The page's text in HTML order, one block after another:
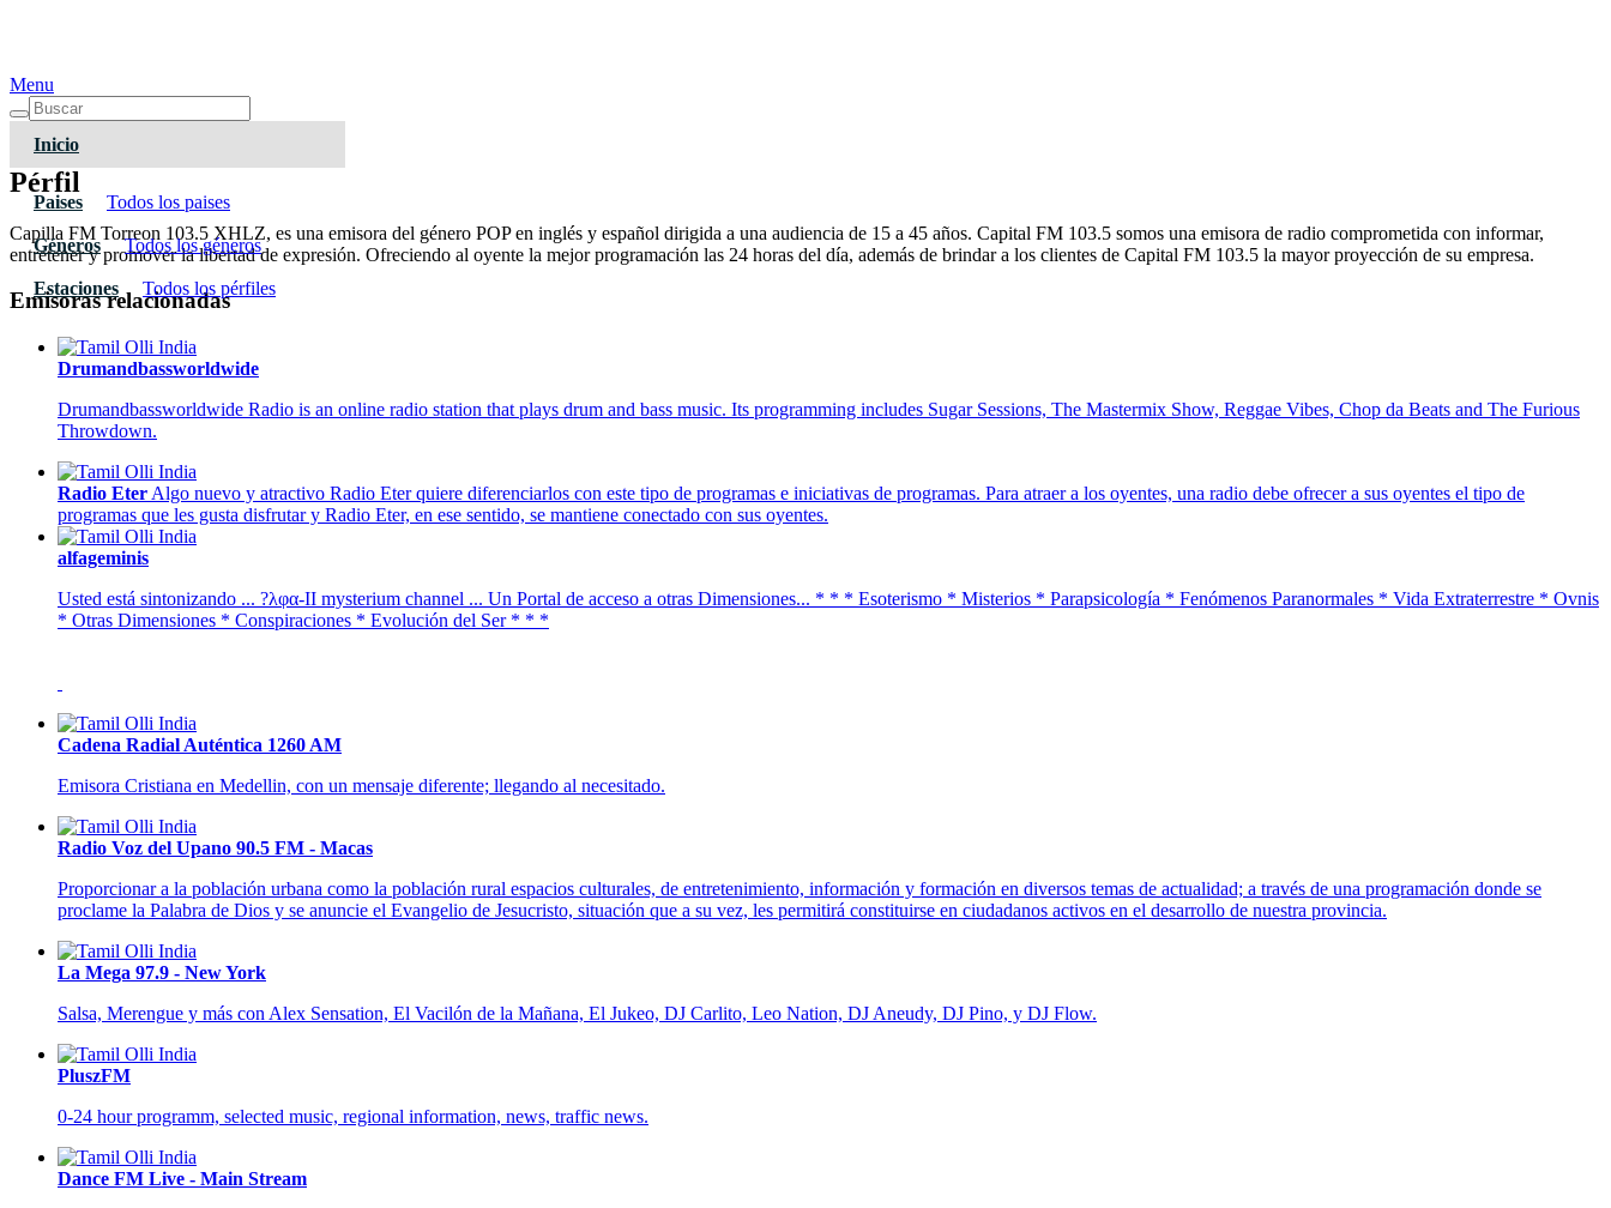
Menu
Inicio
Paises Todos los paises
Géneros Todos los géneros
Estaciones Todos los pérfiles
Pérfil
Capilla FM Torreon 103.5 XHLZ, es una emisora del género POP en inglés y español dirigida a una audiencia de 15 a 45 años. Capital FM 103.5 somos una emisora de radio comprometida con informar,
entretener y promover la libertad de expresión. Ofreciendo al oyente la mejor programación las 24 horas del día, además de brindar a los clientes de Capital FM 103.5 la mayor proyección de su empresa.
Emisoras relacionadas
Drumandbassworldwide
Drumandbassworldwide Radio is an online radio station that plays drum and bass music. Its programming includes Sugar Sessions, The Mastermix Show, Reggae Vibes, Chop da Beats and The Furious
Throwdown.
Radio Eter Algo nuevo y atractivo Radio Eter quiere diferenciarlos con este tipo de programas e iniciativas de programas. Para atraer a los oyentes, una radio debe ofrecer a sus oyentes el tipo de
programas que les gusta disfrutar y Radio Eter, en ese sentido, se mantiene conectado con sus oyentes.
alfageminis
Usted está sintonizando ... ?λφα-II mysterium channel ... Un Portal de acceso a otras Dimensiones... * * * Esoterismo * Misterios * Parapsicología * Fenómenos Paranormales * Vida Extraterrestre * Ovnis
* Otras Dimensiones * Conspiraciones * Evolución del Ser * * *
Cadena Radial Auténtica 1260 AM
Emisora Cristiana en Medellin, con un mensaje diferente; llegando al necesitado.
Radio Voz del Upano 90.5 FM - Macas
Proporcionar a la población urbana como la población rural espacios culturales, de entretenimiento, información y formación en diversos temas de actualidad; a través de una programación donde se
proclame la Palabra de Dios y se anuncie el Evangelio de Jesucristo, situación que a su vez, les permitirá constituirse en ciudadanos activos en el desarrollo de nuestra provincia.
La Mega 97.9 - New York
Salsa, Merengue y más con Alex Sensation, El Vacilón de la Mañana, El Jukeo, DJ Carlito, Leo Nation, DJ Aneudy, DJ Pino, y DJ Flow.
PluszFM
0-24 hour programm, selected music, regional information, news, traffic news.
Dance FM Live - Main Stream